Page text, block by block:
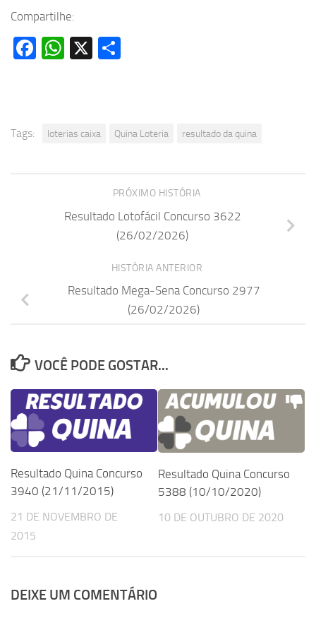
Compartilhe:
Facebook
WhatsApp
X
Tags: loterias caixa Quina Loteria resultado da quina
PRÓXIMO HISTÓRIA
Resultado Lotofácil Concurso 3622
(26/02/2026)
HISTÓRIA ANTERIOR
Resultado Mega-Sena Concurso 2977
(26/02/2026)
VOCÊ PODE GOSTAR...
Resultado Quina Concurso
3940 (21/11/2015)
21 DE NOVEMBRO DE
2015
Resultado Quina Concurso
5388 (10/10/2020)
10 DE OUTUBRO DE 2020
DEIXE UM COMENTÁRIO